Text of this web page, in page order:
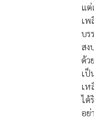
แต่
เพ
บร
สง
ด้ว
เป็
เห
ได้
อย่